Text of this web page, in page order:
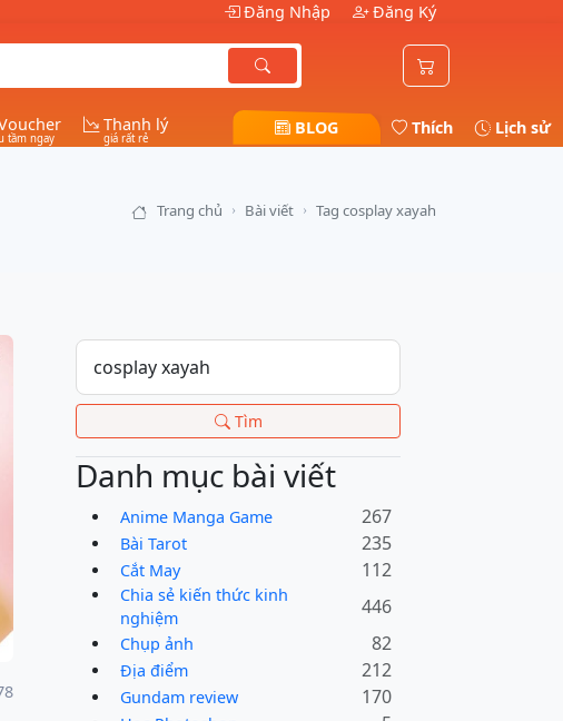
Đăng Nhập Đăng Ký
tầm ngay
Thanh lý
giá rất rẻ
BLOG Thích Lịch sử
Trang chủ Bài viết Tag cosplay xayah
Tìm
Danh mục bài viết
Anime Manga Game 267
Bài Tarot 235
Cắt May 112
Chia sẻ kiến thức kinh
nghiệm
446
Chụp ảnh 82
Địa điểm 212
Gundam review 170